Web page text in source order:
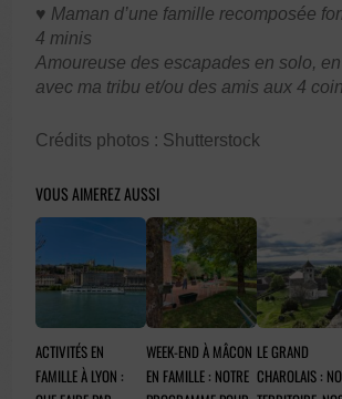
♥️ Maman d’une famille recomposée
4 minis
Amoureuse des escapades en solo,
avec ma tribu et/ou des amis aux 4
Crédits photos : Shutterstock
VOUS AIMEREZ AUSSI
ACTIVITÉS EN
FAMILLE À LYON :
WEEK-END À MÂCON
EN FAMILLE : NOTRE
LE GRAND
CHAROLAIS :